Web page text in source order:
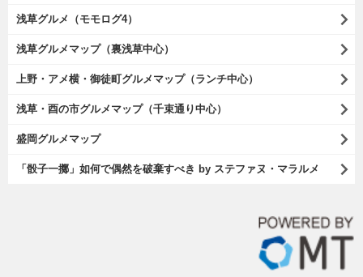
浅草グルメ（モモログ4）
浅草グルメマップ（裏浅草中心）
上野・アメ横・御徒町グルメマップ（ランチ中心）
浅草・酉の市グルメマップ（千束通り中心）
盛岡グルメマップ
「骰子一擲」如何で偶然を破棄すべき by ステファヌ・マラルメ